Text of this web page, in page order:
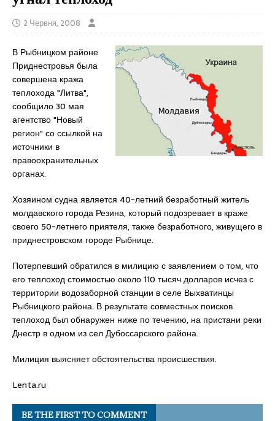
2 Червня, 2008
В Рыбницком районе
Приднестровья была
совершена кража
теплохода "Литва",
сообщило 30 мая
агентство "Новый
регион" со ссылкой на
источники в
правоохранительных
органах.
Хозяином судна является 40-летний безработный житель
молдавского города Резина, который подозревает в краже
своего 50-летнего приятеля, также безработного, живущего в
приднестровском городе Рыбнице.
Потерпевший обратился в милицию с заявлением о том, что
его теплоход стоимостью около 110 тысяч долларов исчез с
территории водозаборной станции в селе Выхватинцы
Рыбницкого района. В результате совместных поисков
теплоход был обнаружен ниже по течению, на пристани реки
Днестр в одном из сел Дубоссарского района.
Милиция выясняет обстоятельства происшествия.
Lenta.ru
BE THE FIRST TO COMMENT